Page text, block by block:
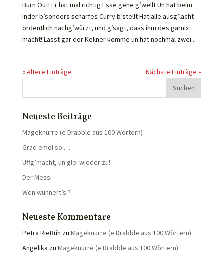
Burn Out! Er hat mal richtig Esse gehe g’wellt Un hat beim
Inder b’sonders scharfes Curry b’stellt Hat alle ausg’lacht
ordentlich nachg’würzt, und g’sagt, dass ihm des garnix
macht! Lässt gar der Kellner komme un hat nochmal zwei...
« Ältere Einträge Nächste Einträge »
Neueste Beiträge
Mageknurre (e Drabble aus 100 Wörtern)
Grad emol so …
Uffg’macht, un glei wieder zu!
Der Messi
Wen wunnert’s ?
Neueste Kommentare
Petra RieBüh zu Mageknurre (e Drabble aus 100 Wörtern)
Angelika zu Mageknurre (e Drabble aus 100 Wörtern)